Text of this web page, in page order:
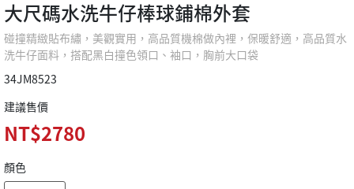
大尺碼水洗牛仔棒球鋪棉外套
碰撞精緻貼布繡，美觀實用，高品質機棉做內裡，保暖舒適，高品質水
洗牛仔面料，搭配黑白撞色領口、袖口，胸前大口袋
34JM8523
建議售價
NT$2780
顏色